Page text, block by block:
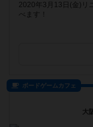
2020年3月13日(金)リ
べます！
ボードゲームカフェ
大